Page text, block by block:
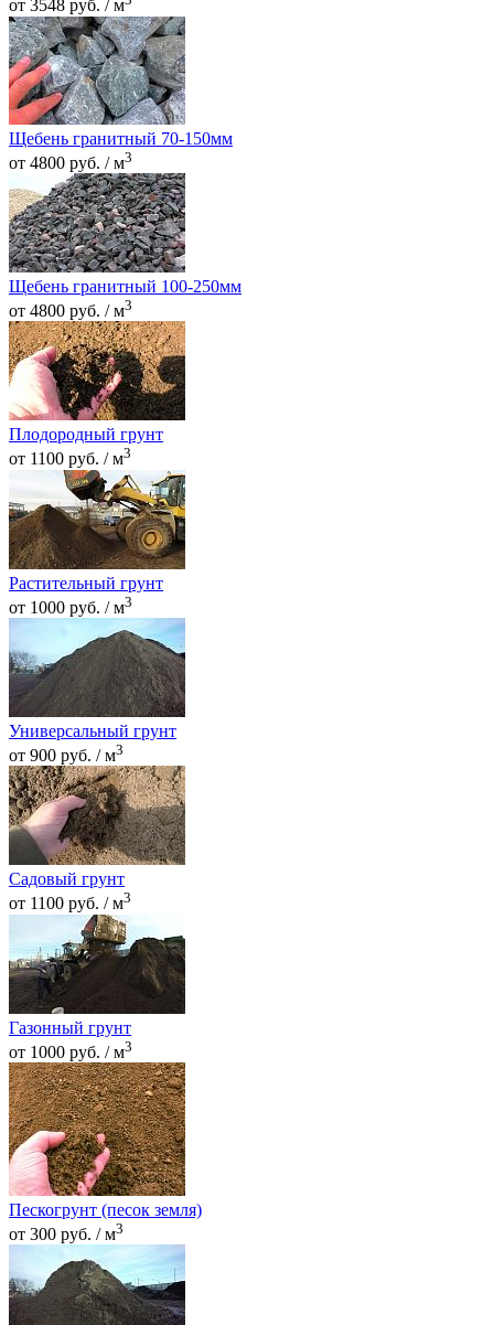
от 3548 руб. / м
Щебень гранитный 70-150мм
от 4800 руб. / м3
Щебень гранитный 100-250мм
от 4800 руб. / м3
Плодородный грунт
от 1100 руб. / м3
Растительный грунт
от 1000 руб. / м3
Универсальный грунт
от 900 руб. / м3
Садовый грунт
от 1100 руб. / м3
Газонный грунт
от 1000 руб. / м3
Пескогрунт (песок земля)
от 300 руб. / м3